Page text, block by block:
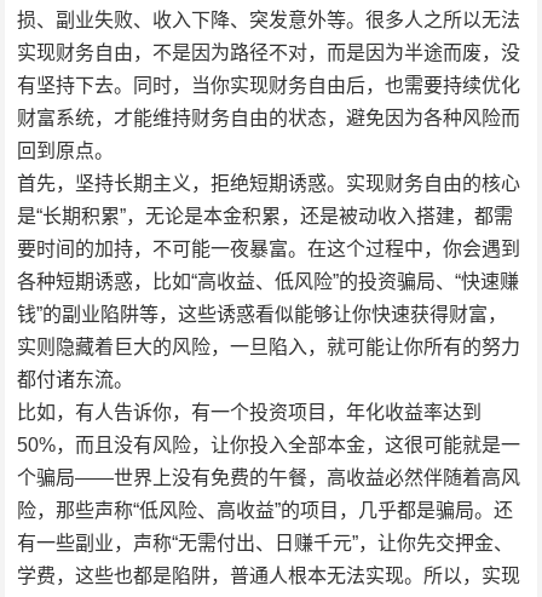
损、副业失败、收入下降、突发意外等。很多人之所以无法
实现财务自由，不是因为路径不对，而是因为半途而废，没
有坚持下去。同时，当你实现财务自由后，也需要持续优化
财富系统，才能维持财务自由的状态，避免因为各种风险而
回到原点。
首先，坚持长期主义，拒绝短期诱惑。实现财务自由的核心
是“长期积累”，无论是本金积累，还是被动收入搭建，都需
要时间的加持，不可能一夜暴富。在这个过程中，你会遇到
各种短期诱惑，比如“高收益、低风险”的投资骗局、“快速赚
钱”的副业陷阱等，这些诱惑看似能够让你快速获得财富，
实则隐藏着巨大的风险，一旦陷入，就可能让你所有的努力
都付诸东流。
比如，有人告诉你，有一个投资项目，年化收益率达到
50%，而且没有风险，让你投入全部本金，这很可能就是一
个骗局——世界上没有免费的午餐，高收益必然伴随着高风
险，那些声称“低风险、高收益”的项目，几乎都是骗局。还
有一些副业，声称“无需付出、日赚千元”，让你先交押金、
学费，这些也都是陷阱，普通人根本无法实现。所以，实现